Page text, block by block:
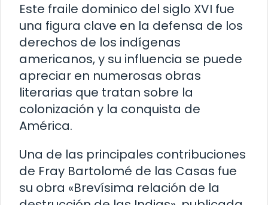
Este fraile dominico del siglo XVI fue
una figura clave en la defensa de los
derechos de los indígenas
americanos, y su influencia se puede
apreciar en numerosas obras
literarias que tratan sobre la
colonización y la conquista de
América.
Una de las principales contribuciones
de Fray Bartolomé de las Casas fue
su obra «Brevísima relación de la